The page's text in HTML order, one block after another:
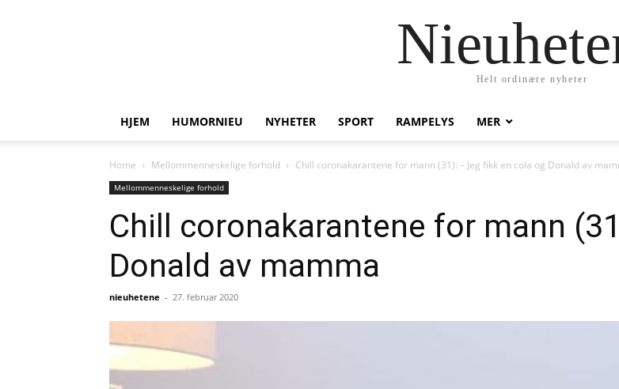
Helt ordinære nyheter
HJEM HUMORNIEU NYHETER SPORT RAMPELYS MER
Home Mellommenneskelige forhold Chill coronakarantene for mann (31): – Jeg fikk en cola og Donald av
Mellommenneskelige forhold
Chill coronakarantene for mann
Donald av mamma
nieuhetene - 27. februar 2020